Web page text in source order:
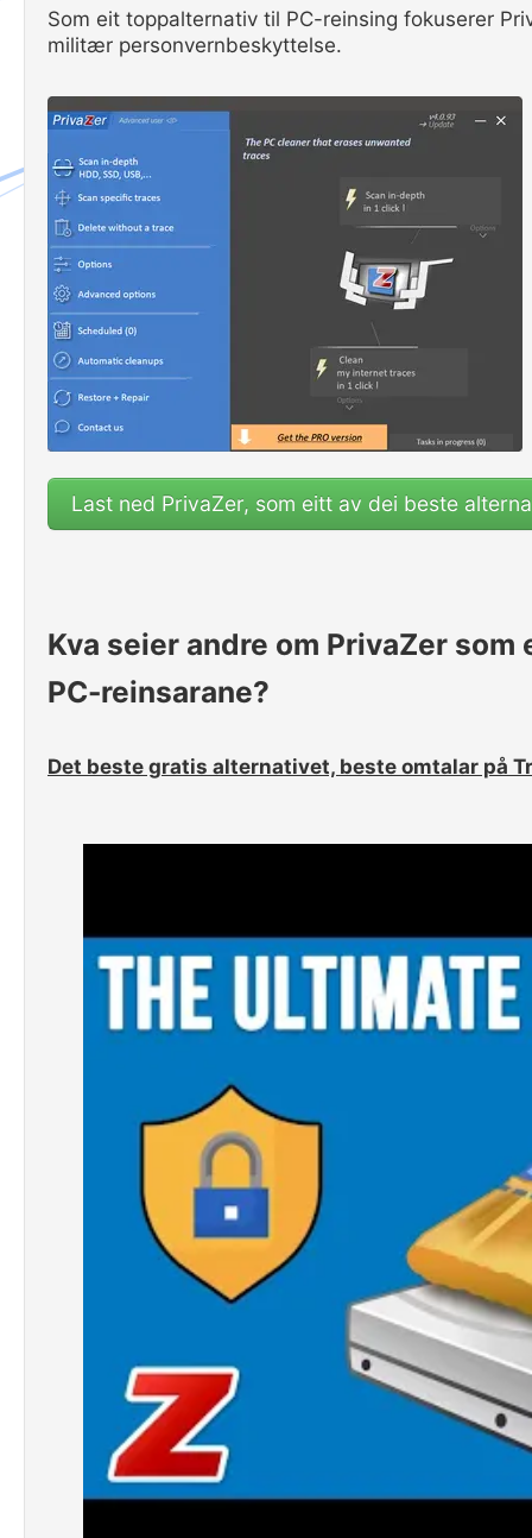
Som eit toppalternativ til PC-reinsing fokuserer
militær personvernbeskyttelse.
Last ned PrivaZer, som eitt av dei beste
Kva seier andre om PrivaZer
PC-reinsarane?
Det beste gratis alternativet, beste omtalar på